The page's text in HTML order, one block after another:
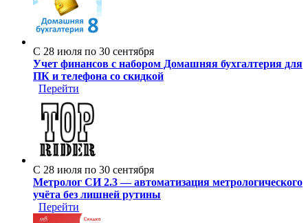
С 28 июля по 30 сентября
Учет финансов с набором Домашняя бухгалтерия для
ПК и телефона со скидкой
Перейти
С 28 июля по 30 сентября
Метролог СИ 2.3 — автоматизация метрологического
учёта без лишней рутины
Перейти